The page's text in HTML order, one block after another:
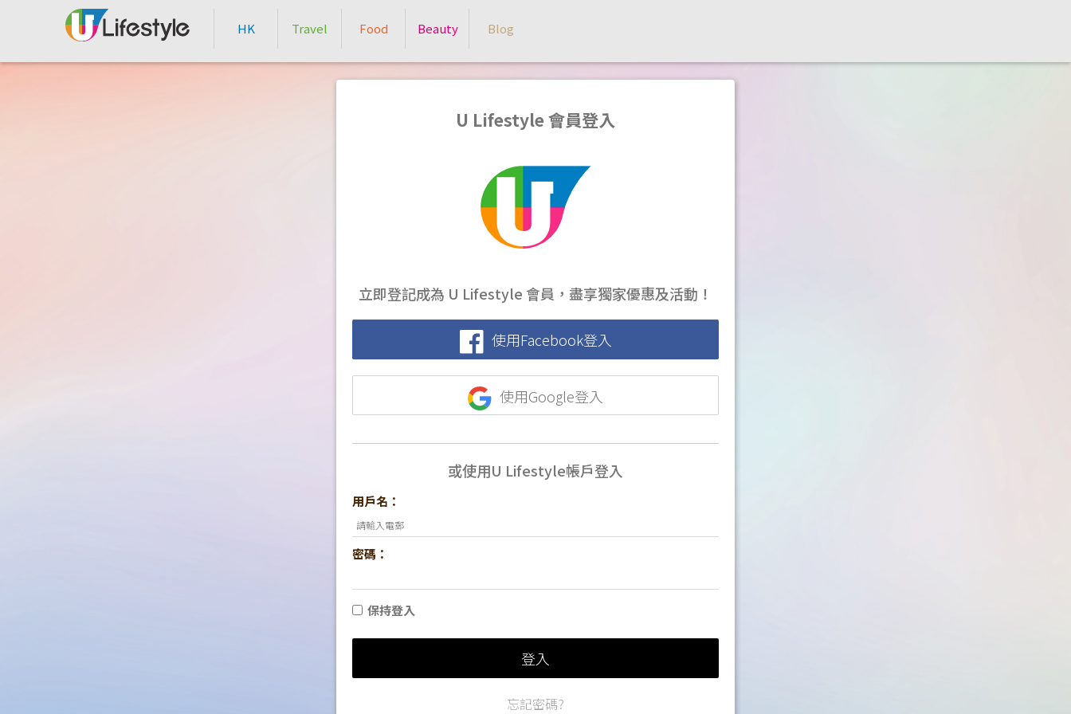
HK Travel Food Beauty Blog
U Lifestyle 會員登入
立即登記成為 U Lifestyle 會員，盡享獨家優惠及活動！
使用Facebook登入
使用Google登入
或使用U Lifestyle帳戶登入
用戶名：
密碼：
保持登入
登入
忘記密碼?